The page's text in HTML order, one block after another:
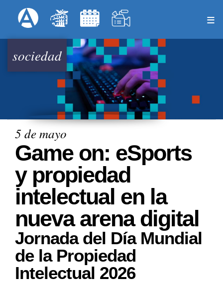
al
principal
Menú Superior
sociedad
5 de mayo
Game on: eSports
y propiedad
intelectual en la
nueva arena digital
Jornada del Día Mundial
de la Propiedad
Intelectual 2026